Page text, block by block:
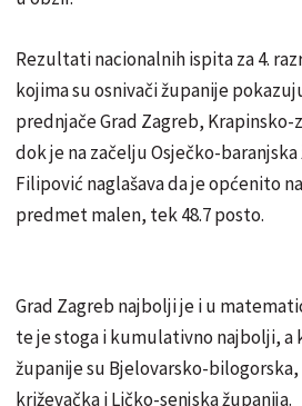
Rezultati nacionalnih ispita za 4.
kojima su osnivači županije
prednjače Grad Zagreb, Krapinsko-
dok je na začelju Osječko-
Filipović naglašava da je općenito
predmet malen, tek 48.7 posto.
Grad Zagreb najbolji je i u
te je stoga i kumulativno najbolji,
županije su Bjelovarsko-
križevačka i Ličko-senjska županija.